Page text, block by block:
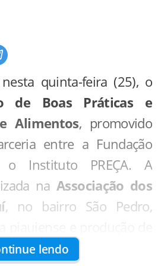
o objetivo do projeto
de visão que
o desempenho
o acesso à saúde visual
da rede pública. A
a iniciativa permanente
quinta-feira (25), o
de Boas Práticas e
Alimentos, promovido
entre a Fundação
Instituto PREÇA. A
naAssociação dos
, no bairro São Pedro,
lendo